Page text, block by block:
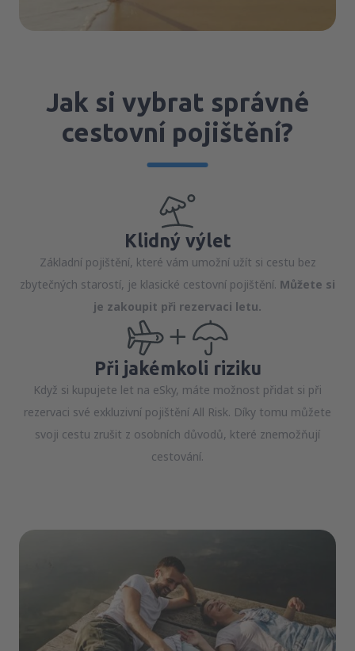
Jak si vybrat správné
cestovní pojištění?
Klidný výlet
Základní pojištění, které vám umožní užít si cestu bez
zbytečných starostí, je klasické cestovní pojištění. Můžete si
je zakoupit při rezervaci letu.
Při jakémkoli riziku
Když si kupujete let na eSky, máte možnost přidat si při
rezervaci své exkluzivní pojištění All Risk. Díky tomu můžete
svoji cestu zrušit z osobních důvodů, které znemožňují
cestování.